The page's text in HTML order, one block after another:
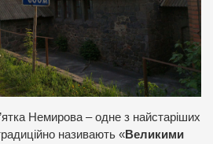
Немирова – одне з найстаріших
називають «Великими